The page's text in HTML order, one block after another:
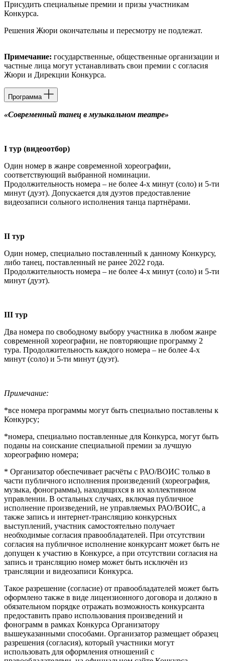
Присудить специальные премии и призы участникам
Конкурса.
Решения Жюри окончательны и пересмотру не подлежат.
Примечание: государственные, общественные организации и
частные лица могут устанавливать свои премии с согласия
Жюри и Дирекции Конкурса.
Программа
«Современный танец в музыкальном театре»
I тур (видеоотбор)
Один номер в жанре современной хореографии,
соответствующий выбранной номинации.
Продолжительность номера – не более 4-х минут (соло) и 5-ти
минут (дуэт). Допускается для дуэтов предоставление
видеозаписи сольного исполнения танца партнёрами.
II тур
Один номер, специально поставленный к данному Конкурсу,
либо танец, поставленный не ранее 2022 года.
Продолжительность номера – не более 4-х минут (соло) и 5-ти
минут (дуэт).
III тур
Два номера по свободному выбору участника в любом жанре
современной хореографии, не повторяющие программу 2
тура. Продолжительность каждого номера – не более 4-х
минут (соло) и 5-ти минут (дуэт).
Примечание:
*все номера программы могут быть специально поставлены к
Конкурсу;
*номера, специально поставленные для Конкурса, могут быть
поданы на соискание специальной премии за лучшую
хореографию номера;
* Организатор обеспечивает расчёты с РАО/ВОИС только в
части публичного исполнения произведений (хореография,
музыка, фонограммы), находящихся в их коллективном
управлении. В остальных случаях, включая публичное
исполнение произведений, не управляемых РАО/ВОИС, а
также запись и интернет-трансляцию конкурсных
выступлений, участник самостоятельно получает
необходимые согласия правообладателей. При отсутствии
согласия на публичное исполнение конкурсант может быть не
допущен к участию в Конкурсе, а при отсутствии согласия на
запись и трансляцию номер может быть исключён из
трансляции и видеозаписи Конкурса.
Такое разрешение (согласие) от правообладателей может быть
оформлено также в виде лицензионного договора и должно в
обязательном порядке отражать возможность конкурсанта
предоставить право использования произведений и
фонограмм в рамках Конкурса Организатору
вышеуказанными способами. Организатор размещает образец
разрешения (согласия), который участники могут
использовать для оформления отношений с